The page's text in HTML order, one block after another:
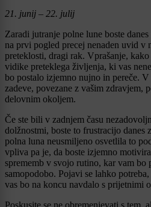
21. junij – 22. julij
Zaradi jutranje polne lune boste
na prvi pogled precej nenaden uvid v
preteklosti, dragi rak. Vprašanje,
vidike preteklega življenja, ki vas
bo postalo izjemno nujno in pereče.
zadeve, povezane z vašim zdravjem,
delovnim okoljem.
Če ste bili v zadnjem času
dolžnostmi, boste to frustracijo danes
polna luna neusmiljeno osvetlila to
vpliva pa je, da boste izjemno
sprememb v svojo rutino, kar vam bo
samopodobo. Pojavi se lahko
vas bo na koncu navdalo s prijetnimi
Poskusite se ne obremenjevati s tem,